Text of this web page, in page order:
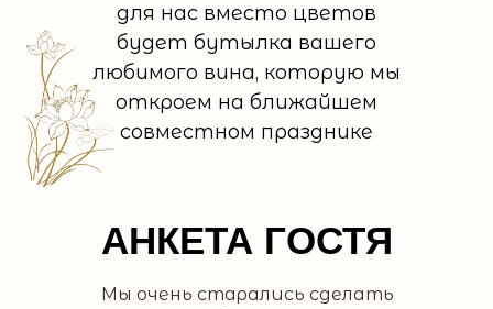
для нас вместо цветов
будет бутылка вашего
любимого вина, которую мы
откроем на ближайшем
совместном празднике
АНКЕТА ГОСТЯ
Мы очень старались сделать